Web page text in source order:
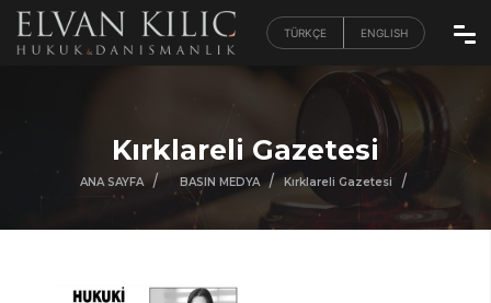
TÜRKÇE ENGLISH
Kırklareli Gazetesi
ANA SAYFA / BASIN MEDYA / Kırklareli Gazetesi /